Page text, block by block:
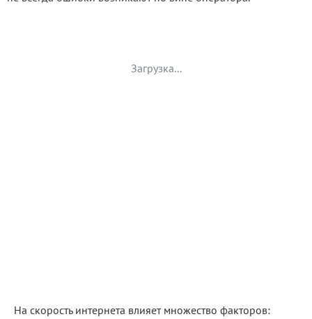
Загрузка...
На скорость интернета влияет множество факторов: